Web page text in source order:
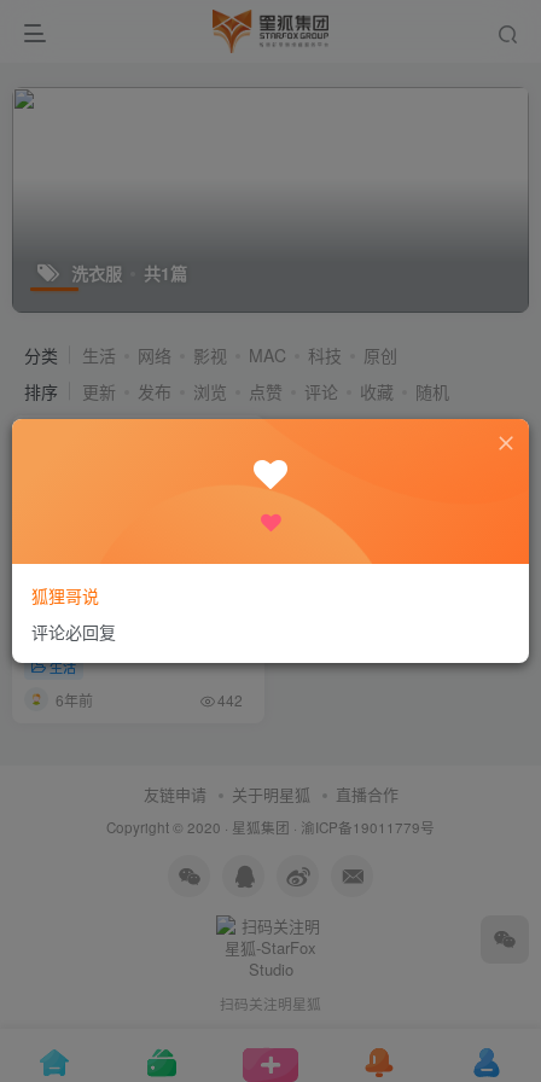
洗衣服 共1篇
分类 生活 网络 影视 MAC 科技
原创
排序
更新 发布 浏览 点赞 评论 收藏 随机
【洗衣常识】洗涤标识图怎么
看
生活
6年前 442
友链申请 关于明星狐 直播合作
Copyright © 2020 · 星狐集团 · 渝ICP备19011779号
扫码关注明星狐
狐狸哥说
评论必回复